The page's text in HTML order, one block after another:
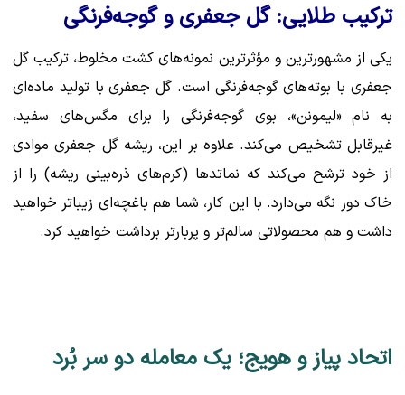
ترکیب طلایی: گل جعفری و گوجه‌فرنگی
یکی از مشهورترین و مؤثرترین نمونه‌های کشت مخلوط، ترکیب گل
جعفری با بوته‌های گوجه‌فرنگی است. گل جعفری با تولید ماده‌ای
به نام «لیمونن»، بوی گوجه‌فرنگی را برای مگس‌های سفید،
غیرقابل تشخیص می‌کند. علاوه بر این، ریشه گل جعفری موادی
از خود ترشح می‌کند که نماتدها (کرم‌های ذره‌بینی ریشه) را از
خاک دور نگه می‌دارد. با این کار، شما هم باغچه‌ای زیباتر خواهید
داشت و هم محصولاتی سالم‌تر و پربارتر برداشت خواهید کرد.
اتحاد پیاز و هویج؛ یک معامله دو سر بُرد